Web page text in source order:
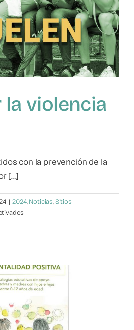
género
en
Burgos
la violencia
con la prevención de la
[...]
| 2024,Noticias,Sitios
en
la